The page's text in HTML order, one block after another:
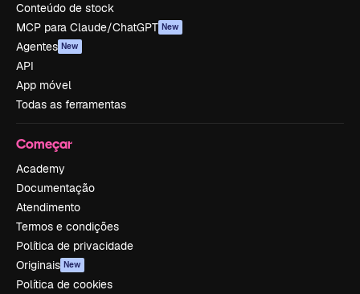
Conteúdo de stock
MCP para Claude/ChatGPT New
Agentes New
API
App móvel
Todas as ferramentas
Começar
Academy
Documentação
Atendimento
Termos e condições
Política de privacidade
Originais New
Política de cookies